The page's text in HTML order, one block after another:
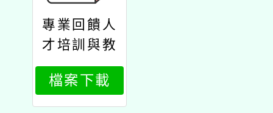
專業回饋人
才培訓與教
學輔導教師
儲訓計畫公
文
檔案下載